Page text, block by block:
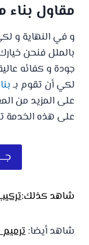
مقاول بناء
و في النهاية و
بالملل فنحن
جودة و كفائه
لكي أن تقوم بـ
على المزيد من
على هذه الخدمة
شاهد كذلك:
شاهد أيضا: